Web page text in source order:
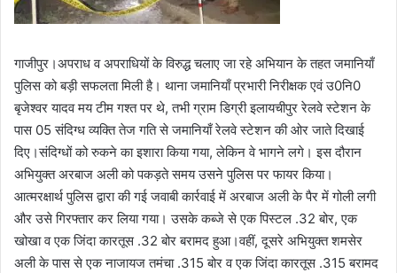
गाजीपुर।अपराध व अपराधियों के विरुद्ध चलाए जा रहे अभियान के तहत जमानियाँ
पुलिस को बड़ी सफलता मिली है। थाना जमानियाँ प्रभारी निरीक्षक एवं उ0नि0
बृजेश्वर यादव मय टीम गश्त पर थे, तभी ग्राम डिग्री इलायचीपुर रेलवे स्टेशन के
पास 05 संदिग्ध व्यक्ति तेज गति से जमानियाँ रेलवे स्टेशन की ओर जाते दिखाई
दिए।संदिग्धों को रुकने का इशारा किया गया, लेकिन वे भागने लगे। इस दौरान
अभियुक्त अरबाज अली को पकड़ते समय उसने पुलिस पर फायर किया।
आत्मरक्षार्थ पुलिस द्वारा की गई जवाबी कार्रवाई में अरबाज अली के पैर में गोली लगी
और उसे गिरफ्तार कर लिया गया। उसके कब्जे से एक पिस्टल .32 बोर, एक
खोखा व एक जिंदा कारतूस .32 बोर बरामद हुआ।वहीं, दूसरे अभियुक्त शमसेर
अली के पास से एक नाजायज तमंचा .315 बोर व एक जिंदा कारतूस .315 बरामद